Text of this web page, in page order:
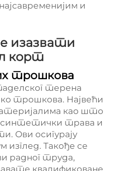
и
изазвати
корт
трошкова
терена
трошкова. Највећи
као што
синтетички трава и
Ови осигурају
изглед. Такође се
радног труда,
квалификоване